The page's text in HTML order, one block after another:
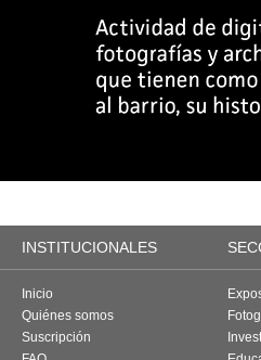
INSTITUCIONALES
Inicio
Quiénes somos
Suscripción